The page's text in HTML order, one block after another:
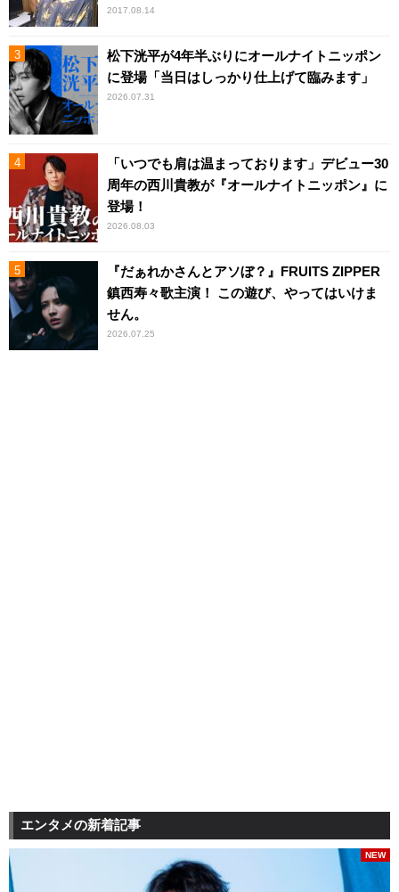
2017.08.14
松下洸平が4年半ぶりにオールナイトニッポン
に登場「当日はしっかり仕上げて臨みます」
2026.07.31
「いつでも肩は温まっております」デビュー30
周年の西川貴教が『オールナイトニッポン』に
登場！
2026.08.03
『だぁれかさんとアソぼ？』FRUITS ZIPPER
鎮西寿々歌主演！ この遊び、やってはいけま
せん。
2026.07.25
エンタメの新着記事
NEW